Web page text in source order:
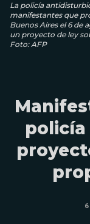
La policía
manifestantes que
Buenos Aires el 6 de
un proyecto de ley
Foto: AFP